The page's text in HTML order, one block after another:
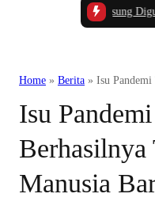
Langsung Digugat Perdata
Home » Berita » Isu
Isu
Berhasilnya
Manusia